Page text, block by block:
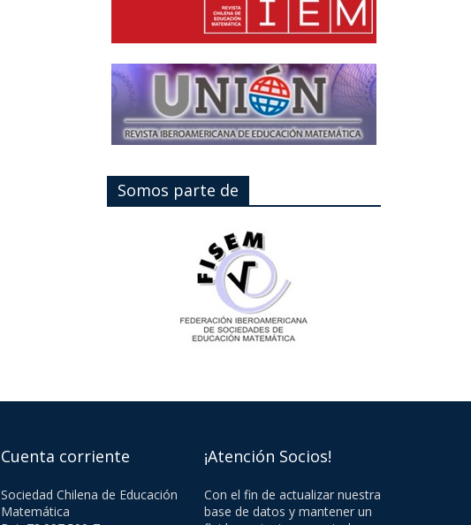
Somos parte de
Cuenta corriente
Sociedad Chilena de Educación
Matemática
¡Atención Socios!
Con el fin de actualizar nuestra
base de datos y mantener un